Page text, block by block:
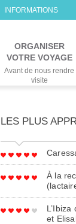
INFORMATIONS
ORGANISER
VOTRE VOYAGE
Avant de nous rendre
visite
LES PLUS
À la
et